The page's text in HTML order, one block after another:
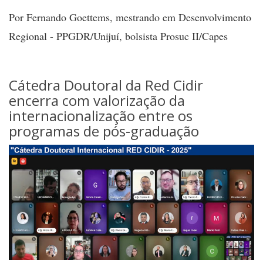
Por Fernando Goettems, mestrando em Desenvolvimento
Regional - PPGDR/Unijuí, bolsista Prosuc II/Capes
Cátedra Doutoral da Red Cidir
encerra com valorização da
internacionalização entre os
programas de pós-graduação